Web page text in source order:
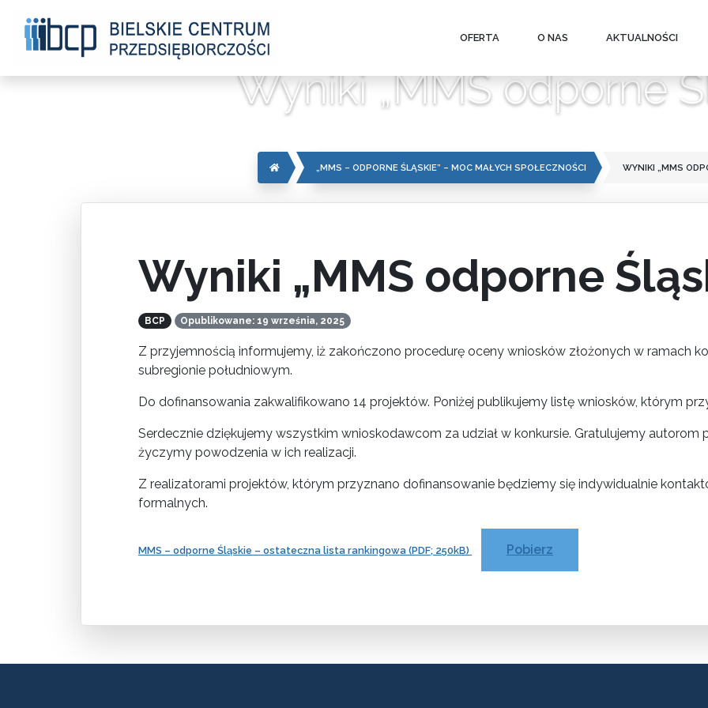
OFERTA O NAS AKTUALNOŚCI
Wyniki „MMS odporne
„MMS – ODPORNE ŚLĄSKIE” – MOC MAŁYCH SPOŁECZNOŚCI WYNIKI „MMS
Wyniki „MMS odporne
BCP Opublikowane: 19 września, 2025
Z przyjemnością informujemy, iż zakończono procedurę oceny wniosków złożonych w ramach
subregionie południowym.
Do dofinansowania zakwalifikowano 14 projektów. Poniżej publikujemy listę wniosków, którym
Serdecznie dziękujemy wszystkim wnioskodawcom za udział w konkursie. Gratulujemy autorom
życzymy powodzenia w ich realizacji.
Z realizatorami projektów, którym przyznano dofinansowanie będziemy się indywidualnie
formalnych.
MMS – odporne Śląskie – ostateczna lista rankingowa (PDF; 250kB) Pobierz